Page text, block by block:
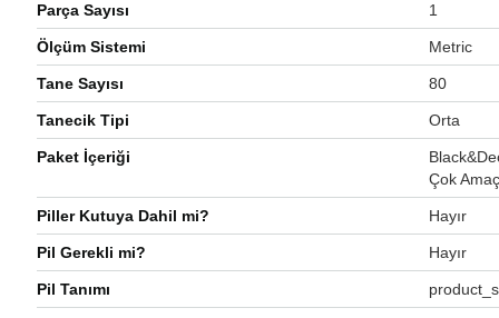
Parça Sayısı ‎1
Ölçüm Sistemi ‎Metric
Tane Sayısı ‎80
Tanecik Tipi ‎Orta
Paket İçeriği
Çok
Piller Kutuya Dahil mi? ‎Hayır
Pil Gerekli mi? ‎Hayır
Pil Tanımı